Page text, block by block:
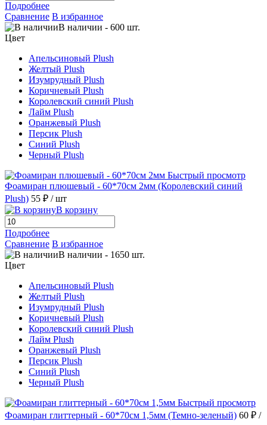
Подробнее
Сравнение В избранное
В наличии - 600 шт.
Цвет
Апельсиновый Plush
Желтый Plush
Изумрудный Plush
Коричневый Plush
Королевский синий Plush
Лайм Plush
Оранжевый Plush
Персик Plush
Синий Plush
Черный Plush
Быстрый просмотр
Фоамиран плюшевый - 60*70см 2мм (Королевский синий
Plush) 55 ₽ / шт
В корзину
Подробнее
Сравнение В избранное
В наличии - 1650 шт.
Цвет
Апельсиновый Plush
Желтый Plush
Изумрудный Plush
Коричневый Plush
Королевский синий Plush
Лайм Plush
Оранжевый Plush
Персик Plush
Синий Plush
Черный Plush
Быстрый просмотр
Фоамиран глиттерный - 60*70см 1,5мм (Темно-зеленый) 60 ₽ /